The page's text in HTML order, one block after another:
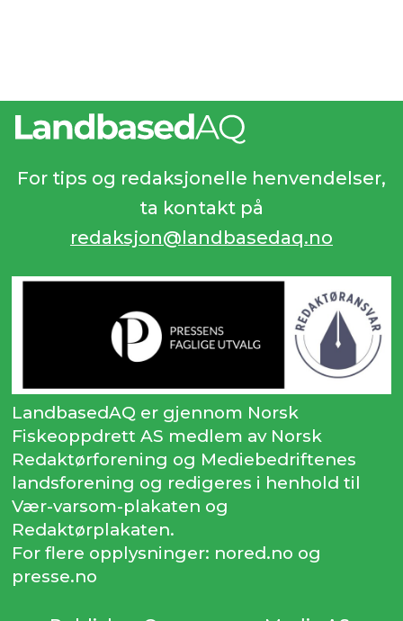
For tips og redaksjonelle henvendelser,
ta kontakt på
redaksjon@landbasedaq.no
LandbasedAQ er gjennom Norsk
Fiskeoppdrett AS medlem av Norsk
Redaktørforening og Mediebedriftenes
landsforening og redigeres i henhold til
Vær-varsom-plakaten og
Redaktørplakaten.
For flere opplysninger: nored.no og
presse.no